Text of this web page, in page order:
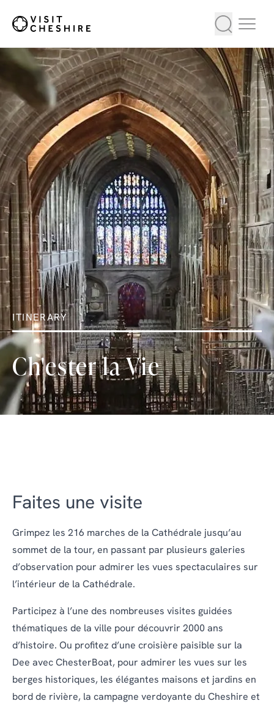
ITINERARY
Ch'ester la Vie
Faites une visite
Grimpez les 216 marches de la Cathédrale jusqu’au
sommet de la tour, en passant par plusieurs galeries
d’observation pour admirer les vues spectaculaires sur
l’intérieur de la Cathédrale.
Participez à l’une des nombreuses visites guidées
thématiques de la ville pour découvrir 2000 ans
d’histoire. Ou profitez d’une croisière paisible sur la
Dee avec ChesterBoat, pour admirer les vues sur les
berges historiques, les élégantes maisons et jardins en
bord de rivière, la campagne verdoyante du Cheshire et